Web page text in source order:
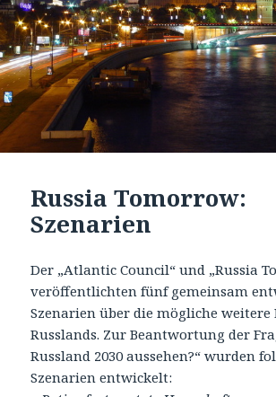
Russia Tomorrow:
Szenarien
Der „Atlantic Council“ und „Russia
veröffentlichten fünf gemeinsam
Szenarien über die mögliche
Russlands. Zur Beantwortung der
Russland 2030 aussehen?“ wurden
Szenarien entwickelt: